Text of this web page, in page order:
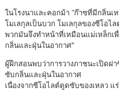
ในโรงนาและคอกม้า "ก๊าซที่มีกลิ่น
โมเลกุลเป็นบวก โมเลกุลของซีโอไ
พวกมันจึงทำหน้าที่เหมือนแม่เหล็ก
กลิ่นและฝุ่นในอากาศ”
ผู้ฝึกสอนพบว่าการวางภาชนะเปิดฝ
ซับกลิ่นและฝุ่นในอากาศ
เนื่องจากซีโอไลต์ดูดซับของเหลว แ